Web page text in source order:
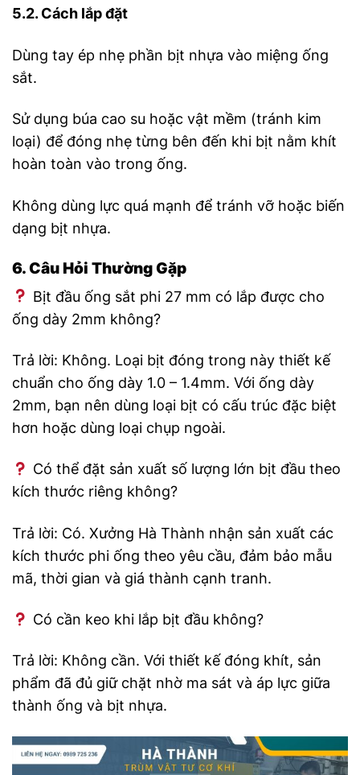
5.2. Cách lắp đặt
Dùng tay ép nhẹ phần bịt nhựa vào miệng ống
sắt.
Sử dụng búa cao su hoặc vật mềm (tránh kim
loại) để đóng nhẹ từng bên đến khi bịt nằm khít
hoàn toàn vào trong ống.
Không dùng lực quá mạnh để tránh vỡ hoặc biến
dạng bịt nhựa.
6. Câu Hỏi Thường Gặp
Bịt đầu ống sắt phi 27 mm có lắp được cho
ống dày 2mm không?
Trả lời: Không. Loại bịt đóng trong này thiết kế
chuẩn cho ống dày 1.0 – 1.4mm. Với ống dày
2mm, bạn nên dùng loại bịt có cấu trúc đặc biệt
hơn hoặc dùng loại chụp ngoài.
Có thể đặt sản xuất số lượng lớn bịt đầu theo
kích thước riêng không?
Trả lời: Có. Xưởng Hà Thành nhận sản xuất các
kích thước phi ống theo yêu cầu, đảm bảo mẫu
mã, thời gian và giá thành cạnh tranh.
Có cần keo khi lắp bịt đầu không?
Trả lời: Không cần. Với thiết kế đóng khít, sản
phẩm đã đủ giữ chặt nhờ ma sát và áp lực giữa
thành ống và bịt nhựa.